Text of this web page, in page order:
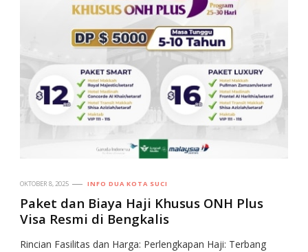
OKTOBER 8, 2025 INFO DUA KOTA SUCI
Paket dan Biaya Haji Khusus ONH Plus
Visa Resmi di Bengkalis
Rincian Fasilitas dan Harga: Perlengkapan Haji: Terbang